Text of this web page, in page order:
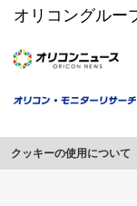
オリコングルー
クッキーの使用について
このサイトでは Cookie